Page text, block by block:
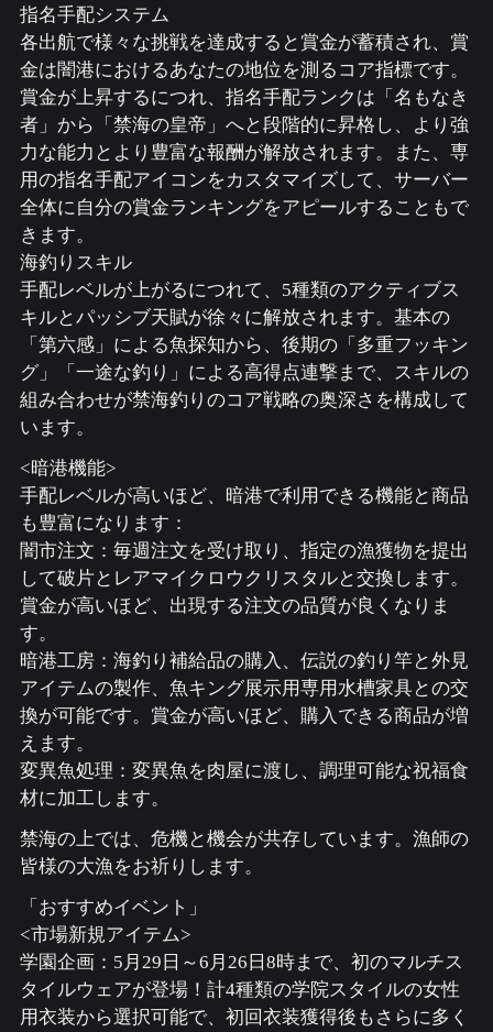
指名手配システム
各出航で様々な挑戦を達成すると賞金が蓄積され、賞
金は闇港におけるあなたの地位を測るコア指標です。
賞金が上昇するにつれ、指名手配ランクは「名もなき
者」から「禁海の皇帝」へと段階的に昇格し、より強
力な能力とより豊富な報酬が解放されます。また、専
用の指名手配アイコンをカスタマイズして、サーバー
全体に自分の賞金ランキングをアピールすることもで
きます。
海釣りスキル
手配レベルが上がるにつれて、5種類のアクティブス
キルとパッシブ天賦が徐々に解放されます。基本の
「第六感」による魚探知から、後期の「多重フッキン
グ」「一途な釣り」による高得点連撃まで、スキルの
組み合わせが禁海釣りのコア戦略の奥深さを構成して
います。
<暗港機能>
手配レベルが高いほど、暗港で利用できる機能と商品
も豊富になります：
闇市注文：毎週注文を受け取り、指定の漁獲物を提出
して破片とレアマイクロウクリスタルと交換します。
賞金が高いほど、出現する注文の品質が良くなりま
す。
暗港工房：海釣り補給品の購入、伝説の釣り竿と外見
アイテムの製作、魚キング展示用専用水槽家具との交
換が可能です。賞金が高いほど、購入できる商品が増
えます。
変異魚処理：変異魚を肉屋に渡し、調理可能な祝福食
材に加工します。
禁海の上では、危機と機会が共存しています。漁師の
皆様の大漁をお祈りします。
「おすすめイベント」
<市場新規アイテム>
学園企画：5月29日～6月26日8時まで、初のマルチス
タイルウェアが登場！計4種類の学院スタイルの女性
用衣装から選択可能で、初回衣装獲得後もさらに多く